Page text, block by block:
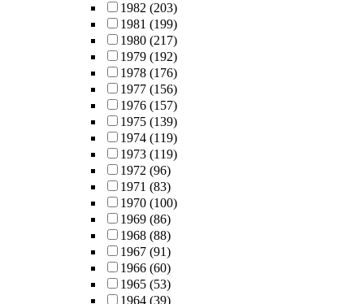
1982 (203)
1981 (199)
1980 (217)
1979 (192)
1978 (176)
1977 (156)
1976 (157)
1975 (139)
1974 (119)
1973 (119)
1972 (96)
1971 (83)
1970 (100)
1969 (86)
1968 (88)
1967 (91)
1966 (60)
1965 (53)
1964 (39)